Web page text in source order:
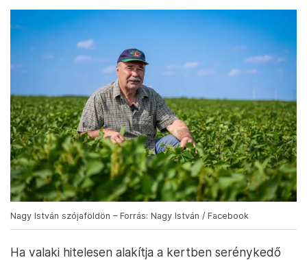
Nagy István szójaföldön – Forrás: Nagy István / Facebook
Ha valaki hitelesen alakítja a kertben serénykedő